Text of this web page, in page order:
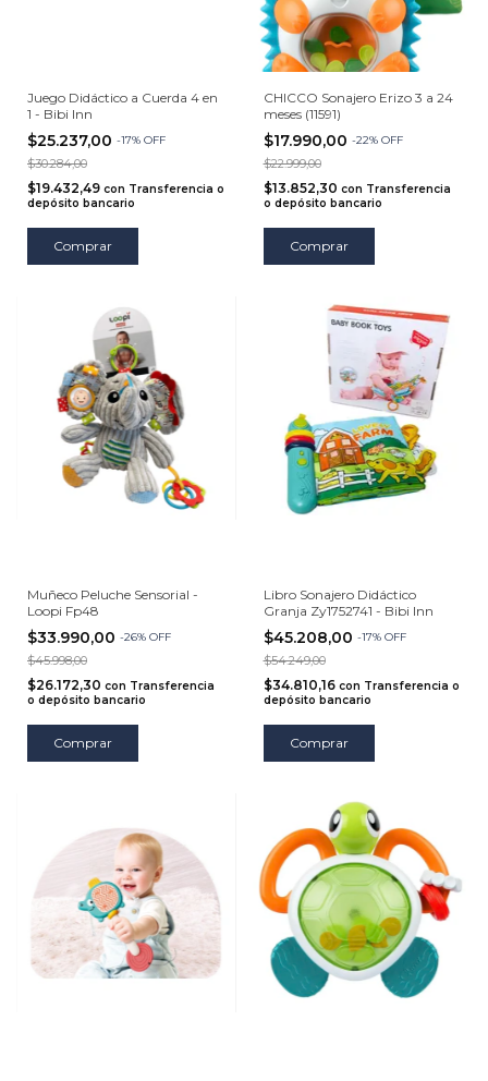
Juego Didáctico a Cuerda 4 en
1 - Bibi Inn
$25.237,00 -17% OFF
$30.284,00
$19.432,49 con Transferencia o
depósito bancario
CHICCO Sonajero Erizo 3 a 24
meses (11591)
$17.990,00 -22% OFF
$22.999,00
$13.852,30 con Transferencia
o depósito bancario
Muñeco Peluche Sensorial -
Loopi Fp48
$33.990,00 -26% OFF
$45.998,00
$26.172,30 con Transferencia
o depósito bancario
Libro Sonajero Didáctico
Granja Zy1752741 - Bibi Inn
$45.208,00 -17% OFF
$54.249,00
$34.810,16 con Transferencia o
depósito bancario